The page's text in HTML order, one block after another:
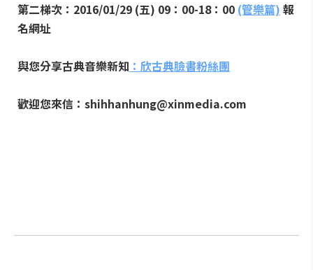
第二梯次：2016/01/29 (五) 09：00-18：00 (管樂篇) 報
名網址
與您分享古典音樂新知 ： 欣古典臉書粉絲團
歡迎您來信：shihhanhung@xinmedia.com